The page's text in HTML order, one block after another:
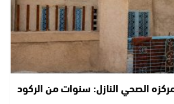
الصحي النازل: سنوات من الركود